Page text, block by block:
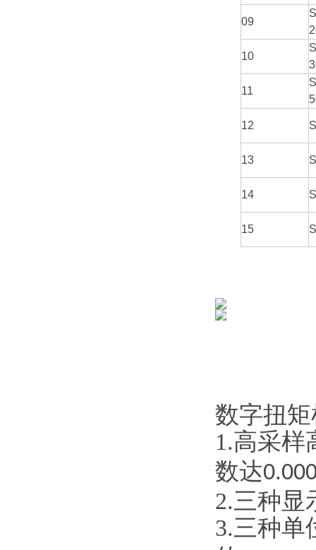
09
10
11
12
13
14
15
数字扭
1.高采样
数达
2.三种显
3.三种单